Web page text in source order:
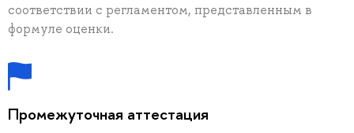
соответствии с регламентом, представленным в
формуле оценки.
Промежуточная аттестация